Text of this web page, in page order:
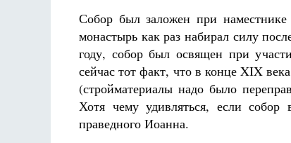
Собор был заложен при
монастырь как раз набирал силу
году, собор был освящен при
сейчас тот факт, что в конце XIX
(стройматериалы надо было
Хотя чему удивляться, если
праведного Иоанна.